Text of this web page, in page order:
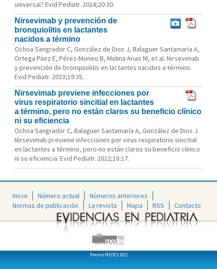
universal? Evid Pediatr. 2024;20:30.
Nirsevimab y prevención de
bronquiolitis en lactantes
nacidos a término
Ochoa Sangrador C, González de Dios J, Balaguer Santamaría A,
Ortega Páez E, Pérez-Moneo B, Molina Arias M, et al. Nirsevimab
y prevención de bronquiolitis en lactantes nacidos a término.
Evid Pediatr. 2023;19:35.
Nirsevimab previene infecciones por
virus respiratorio sincitial en lactantes
a término, pero no están claros su beneficio clínico
ni su eficiencia
Ochoa Sangrador C, Balaguer Santamaría A, González de Dios J.
Nirsevimab previene infecciones por virus respiratorio sincitial
en lactantes a término, pero no están claros su beneficio clínico
ni su eficiencia. Evid Pediatr. 2022;18:17.
Inicio Número actual
Números anteriores
Normas de publicación
La revista Mapa RSS Contacto
Premio MEDES 2012